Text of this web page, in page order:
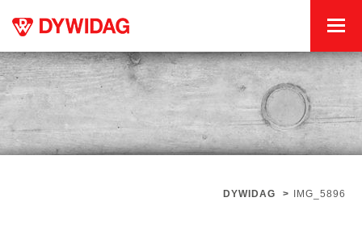
DYWIDAG > IMG_5896